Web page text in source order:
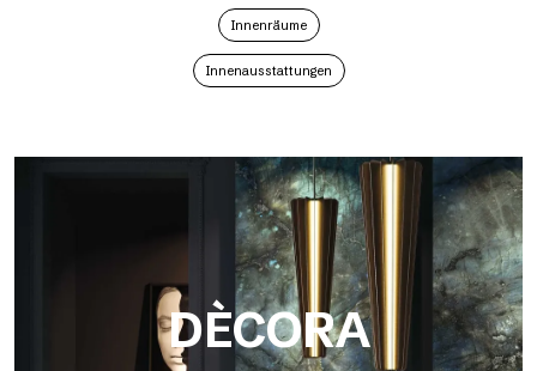
Innenräume
Innenausstattungen
DÈCORA